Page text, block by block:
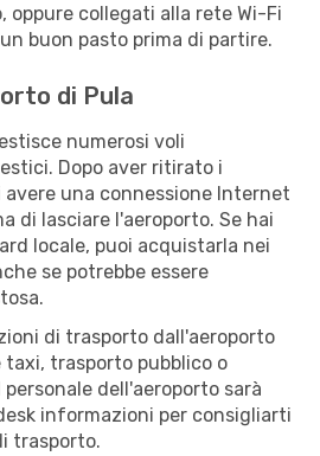
oppure collegati alla rete Wi-Fi
buon pasto prima di partire.
di Pula
numerosi voli
Dopo aver ritirato i
una connessione Internet
di lasciare l'aeroporto. Se hai
locale, puoi acquistarla nei
se potrebbe essere
di trasporto dall'aeroporto
taxi, trasporto pubblico o
dell'aeroporto sarà
informazioni per consigliarti
trasporto.